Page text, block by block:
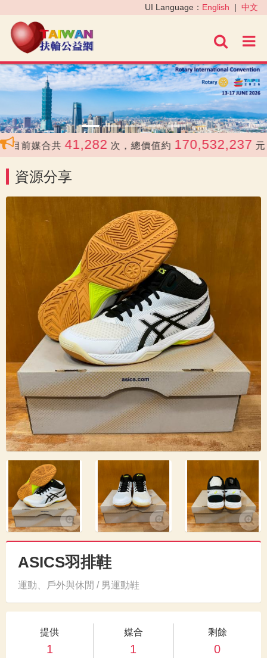
進階
UI Language： English | 中文
‹ ›
前媒合共 41,282 次，總價值約 170,532,237 元
資源分享
ASICS羽排鞋
運動、戶外與休閒 / 男運動鞋
提供
1
媒合
1
剩餘
0